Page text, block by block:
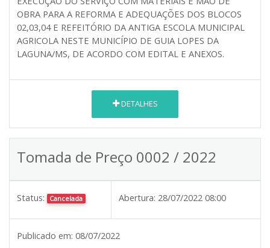
OBRA PARA A REFORMA E ADEQUAÇÕES DOS BLOCOS
02,03,04 E REFEITÓRIO DA ANTIGA ESCOLA MUNICIPAL
AGRICOLA NESTE MUNICÍPIO DE GUIA LOPES DA
LAGUNA/MS, DE ACORDO COM EDITAL E ANEXOS.
DETALHES
Tomada de Preço 0002 / 2022
Status: Cancelada Abertura: 28/07/2022 08:00
Publicado em: 08/07/2022